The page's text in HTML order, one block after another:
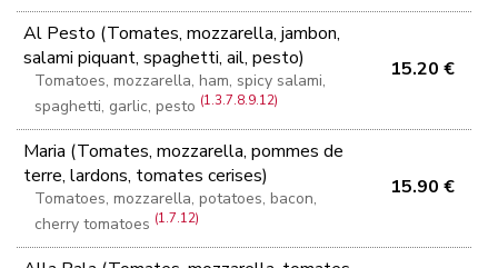
Al Pesto (Tomates, mozzarella, jambon,
salami piquant, spaghetti, ail, pesto)
Tomatoes, mozzarella, ham, spicy salami,
spaghetti, garlic, pesto (1.3.7.8.9.12)
15.20 €
Maria (Tomates, mozzarella, pommes de
terre, lardons, tomates cerises)
Tomatoes, mozzarella, potatoes, bacon,
cherry tomatoes (1.7.12)
15.90 €